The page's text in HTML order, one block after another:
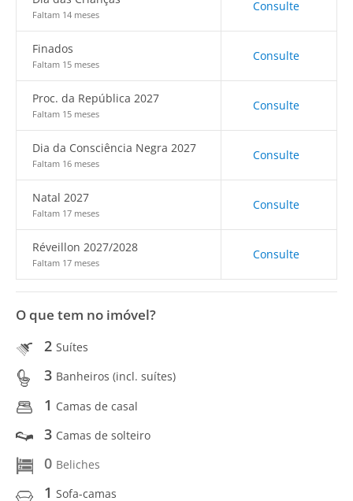
Faltam 14 meses
Consulte
Finados
Faltam 15 meses
Consulte
Proc. da República 2027
Faltam 15 meses
Consulte
Dia da Consciência Negra 2027
Faltam 16 meses
Consulte
Natal 2027
Faltam 17 meses
Consulte
Réveillon 2027/2028
Faltam 17 meses
Consulte
O que tem no imóvel?
2 Suítes
3 Banheiros (incl. suítes)
1 Camas de casal
3 Camas de solteiro
0 Beliches
1 Sofa-camas